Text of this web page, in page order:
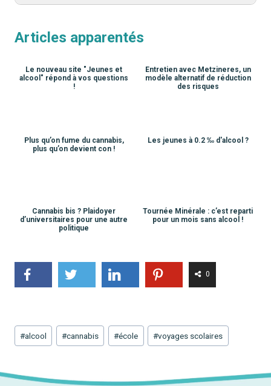
Articles apparentés
Le nouveau site "Jeunes et
alcool" répond à vos questions
!
Entretien avec Metzineres, un
modèle alternatif de réduction
des risques
Plus qu’on fume du cannabis,
plus qu’on devient con !
Les jeunes à 0.2 ‰ d'alcool ?
Cannabis bis ? Plaidoyer
d’universitaires pour une autre
politique
Tournée Minérale : c’est reparti
pour un mois sans alcool !
0
Étiquettes
de
publication :
#alcool #cannabis #école #voyages scolaires